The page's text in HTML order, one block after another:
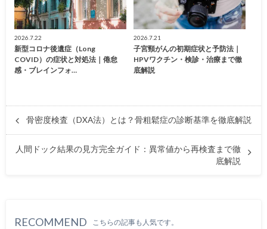
2026.7.22
新型コロナ後遺症（Long
COVID）の症状と対処法｜倦怠
感・ブレインフォ…
2026.7.21
子宮頸がんの初期症状と予防法｜
HPVワクチン・検診・治療まで徹
底解説
骨密度検査（DXA法）とは？骨粗鬆症の診断基準を徹底解説
人間ドック結果の見方完全ガイド：異常値から再検査まで徹
底解説
RECOMMEND こちらの記事も人気です。